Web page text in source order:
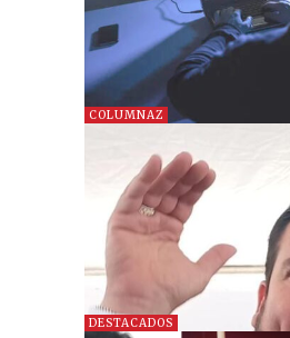
COLUMNAZ
DESTACADOS